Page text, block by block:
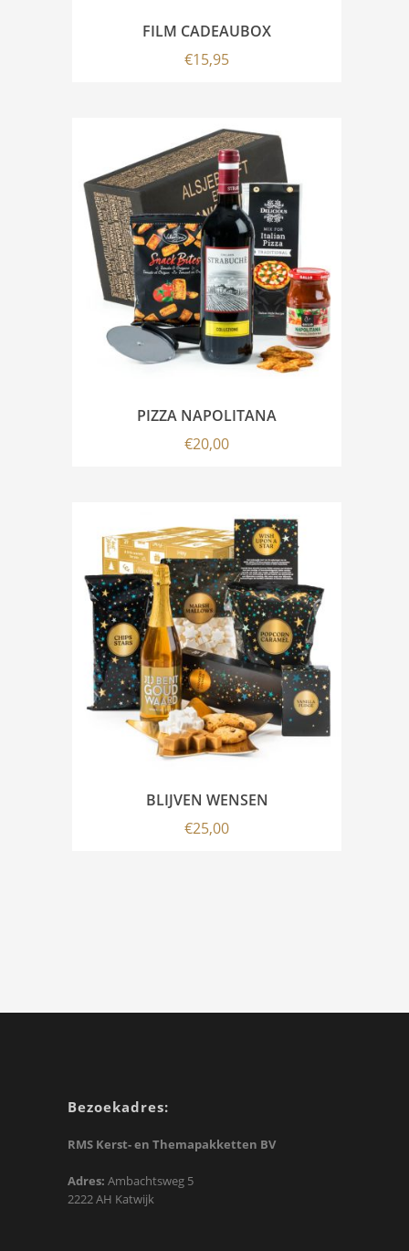
FILM CADEAUBOX
€15,95
PIZZA NAPOLITANA
€20,00
BLIJVEN WENSEN
€25,00
Bezoekadres:
RMS Kerst- en Themapakketten BV
Adres: Ambachtsweg 5
2222 AH Katwijk